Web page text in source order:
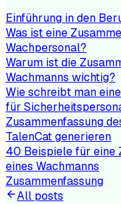
Einführung in den
Was ist eine
Wachpersonal?
Warum ist die
Wachmanns wichtig?
Wie schreibt man
für
Zusammenfassung
TalenCat generieren
40 Beispiele für eine
eines Wachmanns
Zusammenfassung
All posts